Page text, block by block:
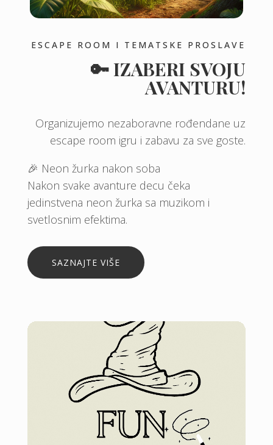
ESCAPE ROOM I TEMATSKE PROSLAVE
🔑 IZABERI SVOJU
AVANTURU!
Organizujemo nezaboravne rođendane uz
escape room igru i zabavu za sve goste.
🎉 Neon žurka nakon soba
Nakon svake avanture decu čeka
jedinstvena neon žurka sa muzikom i
svetlosnim efektima.
SAZNAJTE VIŠE